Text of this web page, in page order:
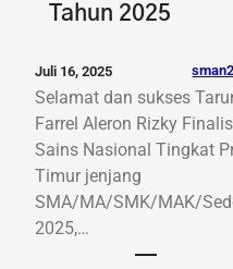
Tahun 2025
Juli 16, 2025
Selamat dan sukses
Farrel Aleron Rizky
Sains Nasional Tingkat
Timur jenjang
SMA/MA/SMK/MAK/
2025,…